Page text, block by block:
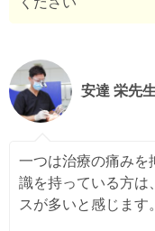
安達 栄先
一つは治療の痛みを
識を持っている方は
スが多いと感じます。